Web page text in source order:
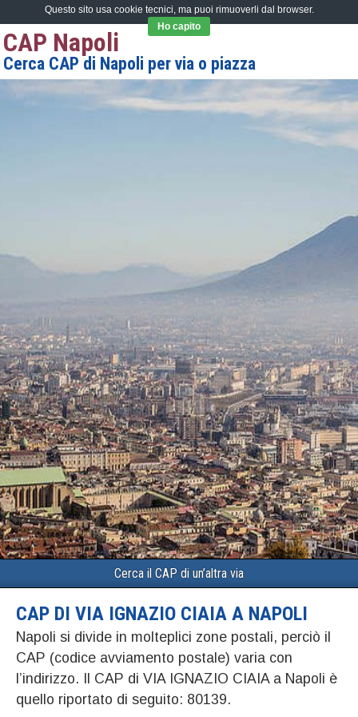
CAP Napoli
Cerca CAP di Napoli per via o piazza
Cerca il CAP di un’altra via
CAP DI VIA IGNAZIO CIAIA A NAPOLI
Napoli si divide in molteplici zone postali, perciò il
CAP (codice avviamento postale) varia con
l’indirizzo. Il CAP di VIA IGNAZIO CIAIA a Napoli è
quello riportato di seguito: 80139.
Questo sito usa cookie tecnici, ma puoi rimuoverli dal browser.
Ho capito